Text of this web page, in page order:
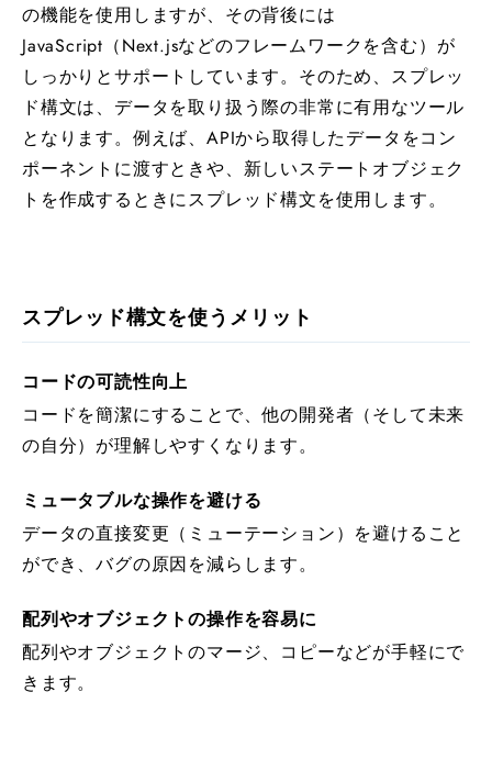
の機能を使用しますが、その背後には
JavaScript（Next.jsなどのフレームワークを含む）が
しっかりとサポートしています。そのため、スプレッ
ド構文は、データを取り扱う際の非常に有用なツール
となります。例えば、APIから取得したデータをコン
ポーネントに渡すときや、新しいステートオブジェク
トを作成するときにスプレッド構文を使用します。
スプレッド構文を使うメリット
コードの可読性向上
コードを簡潔にすることで、他の開発者（そして未来
の自分）が理解しやすくなります。
ミュータブルな操作を避ける
データの直接変更（ミューテーション）を避けること
ができ、バグの原因を減らします。
配列やオブジェクトの操作を容易に
配列やオブジェクトのマージ、コピーなどが手軽にで
きます。